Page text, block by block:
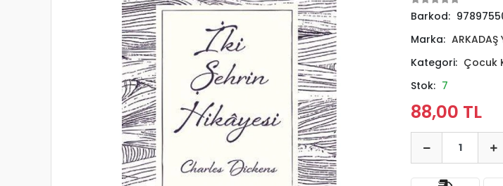
Barkod:
Marka: ARKADAŞ
Kategori: Çocuk
Stok: 7
88,00 TL